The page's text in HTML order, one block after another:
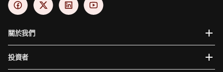
關於我們
投資者